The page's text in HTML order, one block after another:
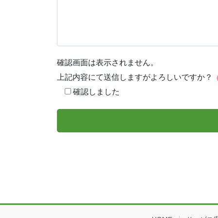
確認画面は表示されません。
上記内容にて送信しますがよろしいですか？
確認しました